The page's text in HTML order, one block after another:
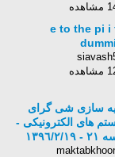
e to the pi i
سازی شی گرای
های الکترونیکی -
٢/١٩